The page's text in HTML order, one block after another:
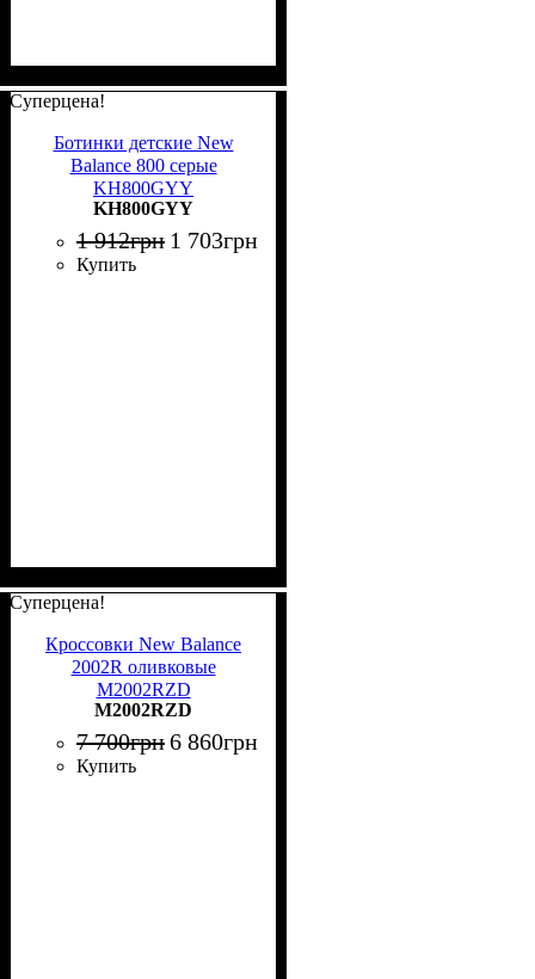
Суперцена!
Ботинки детские New
Balance 800 серые
KH800GYY
KH800GYY
1 912грн 1 703грн
Купить
Суперцена!
Кроссовки New Balance
2002R оливковые
M2002RZD
M2002RZD
7 700грн6 860грн
Купить